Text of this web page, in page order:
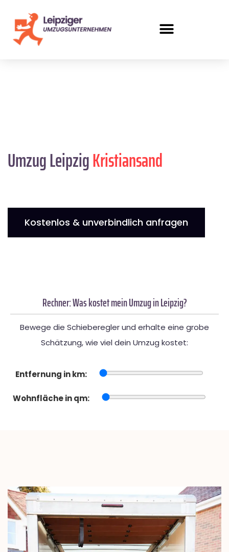
Umzug LeipzigKristiansand
Kostenlos & unverbindlich anfragen
Rechner: Was kostet mein Umzug in Leipzig?
Bewege die Schieberegler und erhalte eine grobe
Schätzung, wie viel dein Umzug kostet:
Entfernung in km:
Wohnfläche in qm: